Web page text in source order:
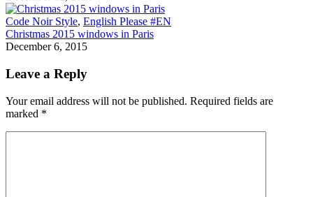
Code Noir Style, English Please #EN
Christmas 2015 windows in Paris
December 6, 2015
Leave a Reply
Your email address will not be published. Required fields are
marked *